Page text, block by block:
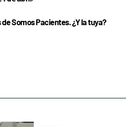
Somos Pacientes. ¿Y la tuya?